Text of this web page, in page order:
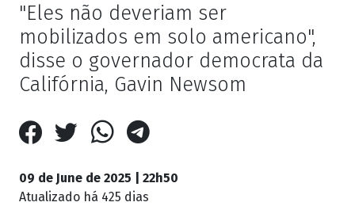
"Eles não deveriam ser
mobilizados em solo americano",
disse o governador democrata da
Califórnia, Gavin Newsom
09 de June de 2025 | 22h50
Atualizado há 425 dias